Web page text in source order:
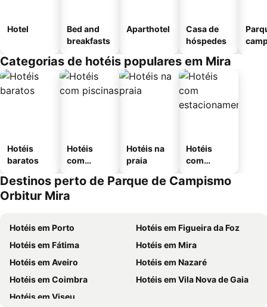
Hotel
Bed and
breakfasts
Aparthotel
Casa de
hóspedes
Categorias de hotéis populares em Mira
Hotéis
baratos
Hotéis
com
Hotéis na
praia
Hotéis
com
mento
Destinos perto de Parque de Campismo
Orbitur Mira
Hotéis em Porto
Hotéis em Figueira da Foz
Hotéis em Fátima
Hotéis em Mira
Hotéis em Aveiro
Hotéis em Nazaré
Hotéis em Coimbra
Hotéis em Vila Nova de Gaia
Hotéis em Viseu